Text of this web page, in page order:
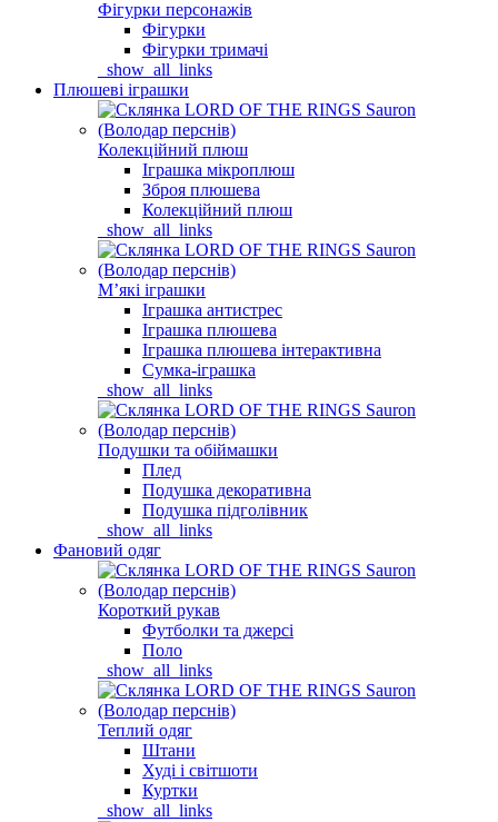
Фігурки персонажів
Фігурки
Фігурки тримачі
_show_all_links
Плюшеві іграшки
Колекційний плюш
Іграшка мікроплюш
Зброя плюшева
Колекційний плюш
_show_all_links
Мʼякі іграшки
Іграшка антистрес
Іграшка плюшева
Іграшка плюшева інтерактивна
Сумка-іграшка
_show_all_links
Подушки та обіймашки
Плед
Подушка декоративна
Подушка підголівник
_show_all_links
Фановий одяг
Короткий рукав
Футболки та джерсі
Поло
_show_all_links
Теплий одяг
Штани
Худі і світшоти
Куртки
_show_all_links